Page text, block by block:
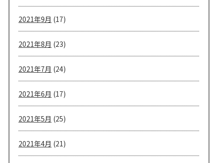
2021年9月 (17)
2021年8月 (23)
2021年7月 (24)
2021年6月 (17)
2021年5月 (25)
2021年4月 (21)